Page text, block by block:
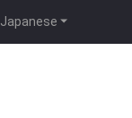
Japanese